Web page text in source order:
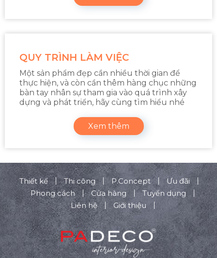
QUY TRÌNH LÀM VIỆC
Một sản phẩm đẹp cần nhiều thời gian để
thực hiện, và còn cần thêm hàng chục những
bàn tay nhân sự tham gia vào quá trình xây
dựng và phát triển, hãy cùng tìm hiểu nhé
Xem thêm
Thiết kế Thi công P.Concept
Ưu đãi
Phong cách
Cửa hàng
Tuyển dụng
Liên hệ
Giới thiệu